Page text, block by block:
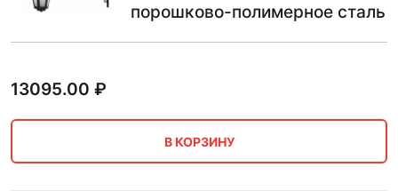
порошково-полимерное сталь
13095.00 ₽
В КОРЗИНУ